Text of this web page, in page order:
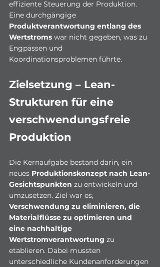
effiziente Steuerung der Produktion.
Eine durchgängige
Produktverantwortung entlang des
Wertstroms war nicht gegeben, was zu
Engpässen und
Koordinationsproblemen führte.
Zielsetzung – Lean-
Strukturen für eine
verschwendungsfreie
Produktion
Die Kernaufgabe bestand darin, ein
neues Produktionskonzept nach Lean-
Gesichtspunkten zu entwickeln und
umzusetzen. Ziel war es,
Verschwendung zu eliminieren, die
Materialflüsse zu optimieren und
eine nachhaltige
Wertstromverantwortung zu
etablieren. Dabei mussten
unterschiedliche Kundenanforderungen